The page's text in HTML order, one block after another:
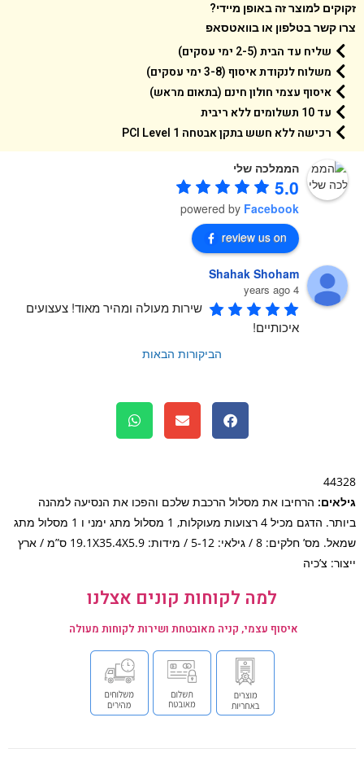
למוצר זה באופן מיידי?
קשר בטלפון או בוואטסאפ
שליח עד הבית (2-5 ימי עסקים)
משלוח לנקודת איסוף (3-8 ימי עסקים)
איסוף עצמי חולון חינם (בתאום מראש)
עד 10 תשלומים ללא ריבית
רכישה ללא חשש בתקן אבטחה 1 PCI Level
הממלכה שלי
5.0
powered byFacebook
review us on
Shahak Shoham
4 years ago
שירות מעולה ומהיר מאוד! צעצועים
איכותיים!
הביקורות הבאות
הרחיבו את מסלול הרכבת שלכם והפכו את הנסיעה למהנה
ביותר. הדגם מכיל 4 רצועות מעוקלות, 1 מסלול מתג ימני ו 1 מסלול מתג
שמאל. מס’ חלקים: 8 / גילאי: 5-12 / מידות: 19.1X35.4X5.9 ס”מ / ארץ
צ’כיה
למה לקוחות קונים אצלנו
איסוף עצמי, קניה מאובטחת ושירות לקוחות מעולה